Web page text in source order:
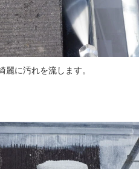
麗に汚れを流します。